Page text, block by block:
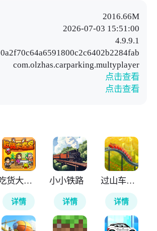
2016.66M
2026-07-03 15:51:00
4.9.9.1
0a2f70c64a6591800c2c6402b2284fab
com.olzhas.carparking.multyplayer
点击查看
点击查看
吃货大食堂
详情
小小铁路
详情
过山车大亨
详情